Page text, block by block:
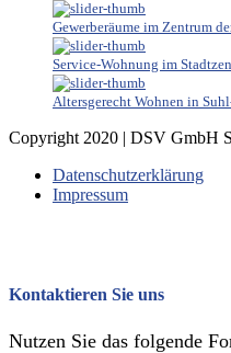
Gewerberäume im Zentrum
Service-Wohnung im
Altersgerecht Wohnen in
Copyright 2020 | DSV GmbH
Datenschutzerklärung
Impressum
Kontaktieren Sie uns
Nutzen Sie das folgende